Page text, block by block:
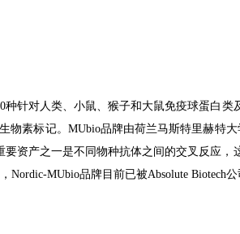
种针对人类、小鼠、猴子和大鼠免疫球蛋白
物素标记。 MUbio品牌由荷兰马斯特里赫特大
要资产之一是不同物种抗体之间的交叉反应
Nordic-MUbio品牌目前已被Absolute Biotech公